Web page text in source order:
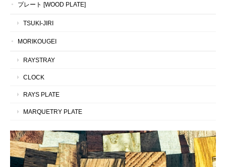
プレート [WOOD PLATE]
TSUKI-JIRI
MORIKOUGEI
RAYSTRAY
CLOCK
RAYS PLATE
MARQUETRY PLATE